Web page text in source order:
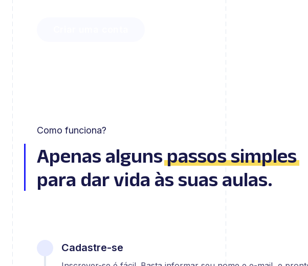
Como funciona?
Apenas algunspassos simples
para dar vida às suas aulas.
Cadastre-se